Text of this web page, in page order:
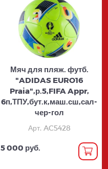
Мяч для пляж. футб.
"ADIDAS EURO16
Praia",р.5,FIFA Appr,
6п,ТПУ,бут.к,маш.сш,сал-
чер-гол
Арт. AC5428
5 000 руб.